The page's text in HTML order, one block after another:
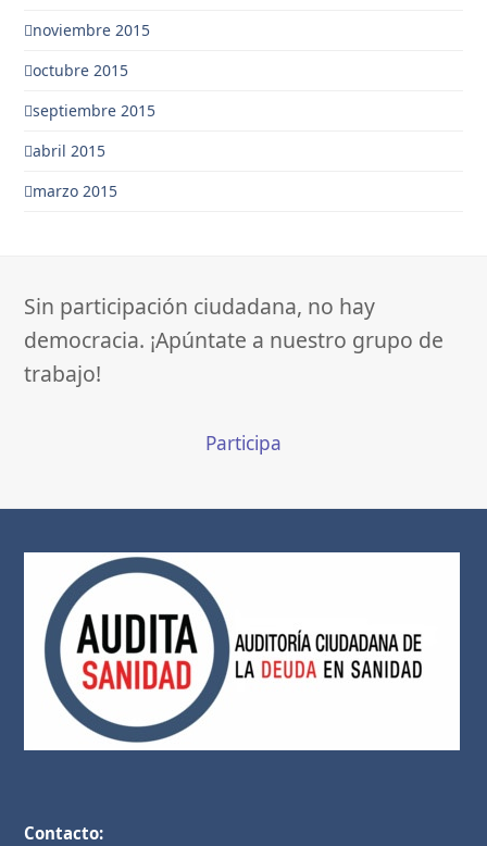
noviembre 2015
octubre 2015
septiembre 2015
abril 2015
marzo 2015
Sin participación ciudadana, no hay
democracia. ¡Apúntate a nuestro grupo de
trabajo!
Participa
Contacto: